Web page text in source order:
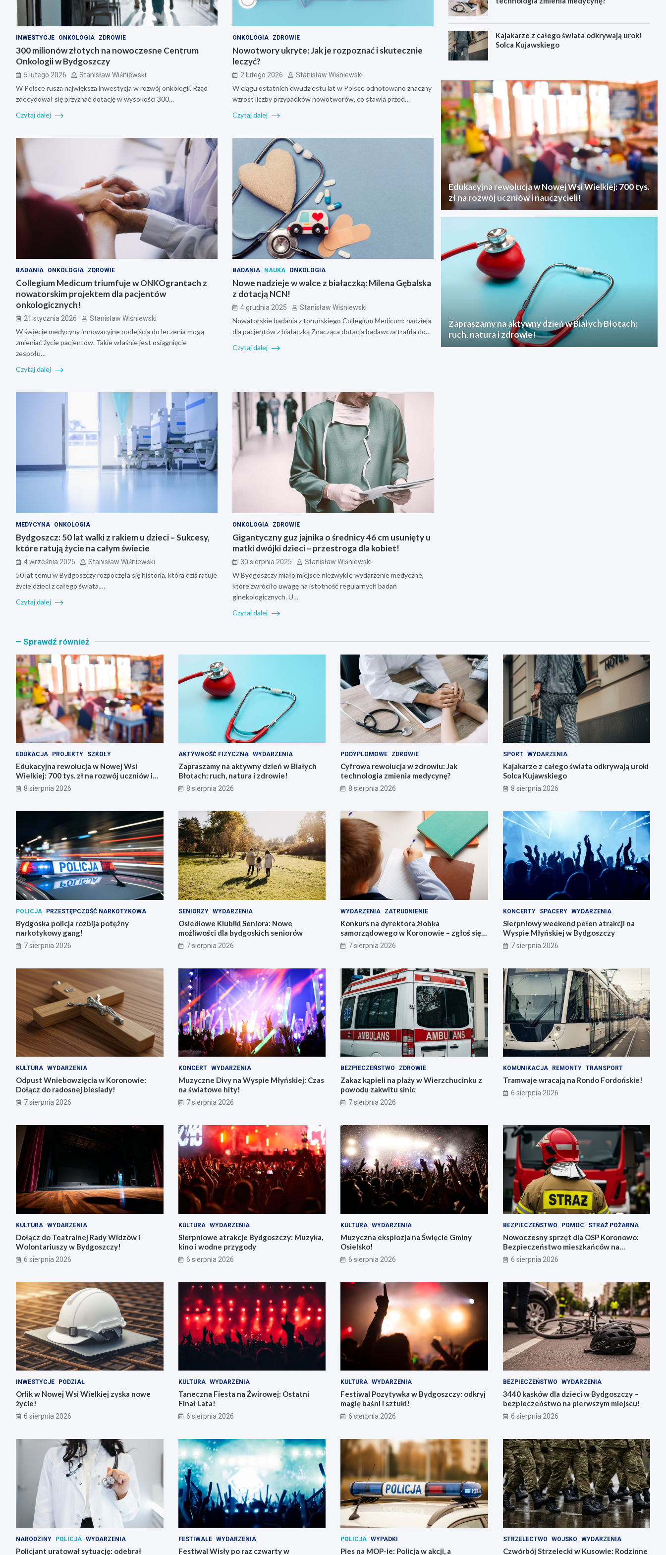
INWESTYCJE ONKOLOGIA ZDROWIE
300 milionów złotych na nowoczesne Centrum
Onkologii w Bydgoszczy
5 lutego 2026 Stanisław Wiśniewski
W Polsce rusza największa inwestycja w rozwój onkologii. Rząd
zdecydował się przyznać dotację w wysokości 300…
Czytaj dalej
ONKOLOGIA ZDROWIE
Nowotwory ukryte: Jak je rozpoznać i skutecznie
leczyć?
2 lutego 2026 Stanisław Wiśniewski
W ciągu ostatnich dwudziestu lat w Polsce odnotowano znaczny
wzrost liczby przypadków nowotworów, co stawia przed…
Czytaj dalej
BADANIA ONKOLOGIA ZDROWIE
Collegium Medicum triumfuje w ONKOgrantach z
nowatorskim projektem dla pacjentów
onkologicznych!
21 stycznia 2026 Stanisław Wiśniewski
W świecie medycyny innowacyjne podejścia do leczenia mogą
zmieniać życie pacjentów. Takie właśnie jest osiągnięcie
zespołu…
Czytaj dalej
BADANIA NAUKA ONKOLOGIA
Nowe nadzieje w walce z białaczką: Milena Gębalska
z dotacją NCN!
4 grudnia 2025 Stanisław Wiśniewski
Nowatorskie badania z toruńskiego Collegium Medicum: nadzieja
dla pacjentów z białaczką Znacząca dotacja badawcza trafiła do…
Czytaj dalej
MEDYCYNA ONKOLOGIA
Bydgoszcz: 50 lat walki z rakiem u dzieci – Sukcesy,
które ratują życie na całym świecie
4 września 2025 Stanisław Wiśniewski
50 lat temu w Bydgoszczy rozpoczęła się historia, która dziś ratuje
życie dzieci z całego świata.…
Czytaj dalej
ONKOLOGIA ZDROWIE
Gigantyczny guz jajnika o średnicy 46 cm usunięty u
matki dwójki dzieci – przestroga dla kobiet!
30 sierpnia 2025 Stanisław Wiśniewski
W Bydgoszczy miało miejsce niezwykłe wydarzenie medyczne,
które zwróciło uwagę na istotność regularnych badań
ginekologicznych. U…
Czytaj dalej
Kajakarze z całego świata odkrywają uroki
Solca Kujawskiego
Edukacyjna rewolucja w Nowej Wsi Wielkiej: 700 tys.
zł na rozwój uczniów i nauczycieli!
Zapraszamy na aktywny dzień w Białych Błotach:
ruch, natura i zdrowie!
Sprawdź również
EDUKACJA PROJEKTY SZKOŁY
Edukacyjna rewolucja w Nowej Wsi
Wielkiej: 700 tys. zł na rozwój uczniów i
nauczycieli!
8 sierpnia 2026
AKTYWNOŚĆ FIZYCZNA WYDARZENIA
Zapraszamy na aktywny dzień w Białych
Błotach: ruch, natura i zdrowie!
8 sierpnia 2026
PODYPLOMOWE ZDROWIE
Cyfrowa rewolucja w zdrowiu: Jak
technologia zmienia medycynę?
8 sierpnia 2026
SPORT WYDARZENIA
Kajakarze z całego świata odkrywają uroki
Solca Kujawskiego
8 sierpnia 2026
POLICJA PRZESTĘPCZOŚĆ NARKOTYKOWA
Bydgoska policja rozbija potężny
narkotykowy gang!
7 sierpnia 2026
SENIORZY WYDARZENIA
Osiedlowe Klubiki Seniora: Nowe
możliwości dla bydgoskich seniorów
7 sierpnia 2026
WYDARZENIA ZATRUDNIENIE
Konkurs na dyrektora żłobka
samorządowego w Koronowie – zgłoś się
już dziś!
7 sierpnia 2026
KONCERTY SPACERY WYDARZENIA
Sierpniowy weekend pełen atrakcji na
Wyspie Młyńskiej w Bydgoszczy
7 sierpnia 2026
KULTURA WYDARZENIA
Odpust Wniebowzięcia w Koronowie:
Dołącz do radosnej biesiady!
7 sierpnia 2026
KONCERT WYDARZENIA
Muzyczne Divy na Wyspie Młyńskiej: Czas
na światowe hity!
7 sierpnia 2026
BEZPIECZEŃSTWO ZDROWIE
Zakaz kąpieli na plaży w Wierzchucinku z
powodu zakwitu sinic
7 sierpnia 2026
KOMUNIKACJA REMONTY TRANSPORT
Tramwaje wracają na Rondo Fordońskie!
6 sierpnia 2026
KULTURA WYDARZENIA
Dołącz do Teatralnej Rady Widzów i
Wolontariuszy w Bydgoszczy!
6 sierpnia 2026
KULTURA WYDARZENIA
Sierpniowe atrakcje Bydgoszczy: Muzyka,
kino i wodne przygody
6 sierpnia 2026
KULTURA WYDARZENIA
Muzyczna eksplozja na Święcie Gminy
Osielsko!
6 sierpnia 2026
BEZPIECZEŃSTWO POMOC STRAŻ POŻARNA
Nowoczesny sprzęt dla OSP Koronowo:
Bezpieczeństwo mieszkańców na
pierwszym miejscu!
6 sierpnia 2026
INWESTYCJE PODZIAŁ
Orlik w Nowej Wsi Wielkiej zyska nowe
życie!
6 sierpnia 2026
KULTURA WYDARZENIA
Taneczna Fiesta na Żwirowej: Ostatni
Finał Lata!
6 sierpnia 2026
KULTURA WYDARZENIA
Festiwal Pozytywka w Bydgoszczy: odkryj
magię baśni i sztuki!
6 sierpnia 2026
BEZPIECZEŃSTWO WYDARZENIA
3440 kasków dla dzieci w Bydgoszczy –
bezpieczeństwo na pierwszym miejscu!
6 sierpnia 2026
NARODZINY POLICJA WYDARZENIA
Policjant uratował sytuację: odebrał
FESTIWALE WYDARZENIA
Festiwal Wisły po raz czwarty w
POLICJA WYPADKI
Pies na MOP-ie: Policja w akcji, a
STRZELECTWO WOJSKO WYDARZENIA
Czwórbój Strzelecki w Kusowie: Rodzinne